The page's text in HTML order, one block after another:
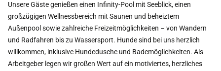
Unsere Gäste genießen einen Infinity-Pool mit Seeblick, einen
großzügigen Wellnessbereich mit Saunen und beheiztem
Außenpool sowie zahlreiche Freizeitmöglichkeiten – von Wandern
und Radfahren bis zu Wassersport. Hunde sind bei uns herzlich
willkommen, inklusive Hundedusche und Bademöglichkeiten. Als
Arbeitgeber legen wir großen Wert auf ein motiviertes, herzliches